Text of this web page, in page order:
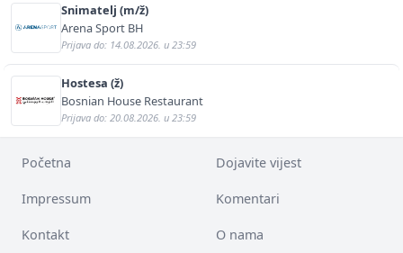
Snimatelj (m/ž)
Arena Sport BH
Prijava do: 14.08.2026. u 23:59
Hostesa (ž)
Bosnian House Restaurant
Prijava do: 20.08.2026. u 23:59
Početna Dojavite vijest
Impressum Komentari
Kontakt O nama